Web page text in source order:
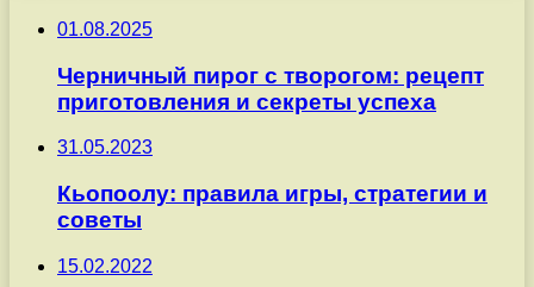
01.08.2025
Черничный пирог с творогом: рецепт
приготовления и секреты успеха
31.05.2023
Кьопоолу: правила игры, стратегии и
советы
15.02.2022